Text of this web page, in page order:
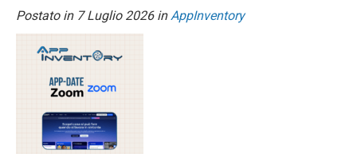
Postato in 7 Luglio 2026inAppInventory